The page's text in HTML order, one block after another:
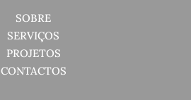
SOBRE
SERVIÇOS
PROJETOS
CONTACTOS